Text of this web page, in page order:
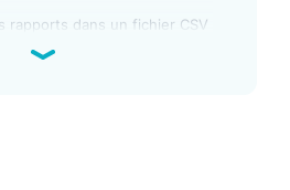
rapports dans un fichier CSV